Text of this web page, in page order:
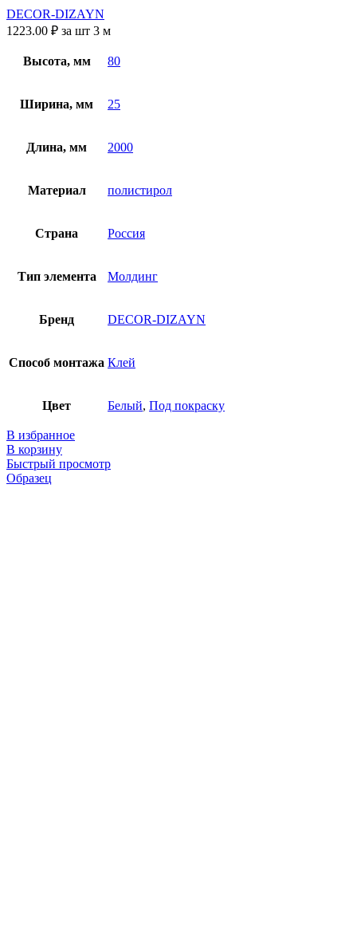
DECOR-DIZAYN
1223.00 ₽ за шт 3 м
Высота, мм 80
Ширина, мм 25
Длина, мм 2000
Материал полистирол
Страна Россия
Тип элемента Молдинг
Бренд DECOR-DIZAYN
Способ монтажа Клей
Цвет Белый, Под покраску
В избранное
В корзину
Быстрый просмотр
Образец